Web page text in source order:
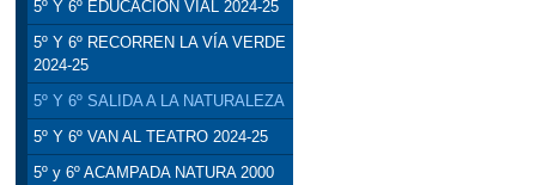
5º Y 6º EDUCACIÓN VIAL 2024-25
5º Y 6º RECORREN LA VÍA VERDE
2024-25
5º Y 6º SALIDA A LA NATURALEZA
5º Y 6º VAN AL TEATRO 2024-25
5º y 6º ACAMPADA NATURA 2000